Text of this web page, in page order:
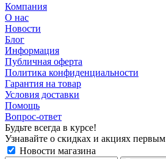
Компания
О нас
Новости
Блог
Информация
Публичная оферта
Политика конфиденциальности
Гарантия на товар
Условия доставки
Помощь
Вопрос-ответ
Будьте всегда в курсе!
Узнавайте о скидках и акциях первым
Новости магазина